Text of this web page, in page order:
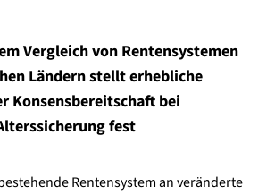
Vergleich von Rentensystemen
Ländern stellt erhebliche
Konsensbereitschaft bei
fest
Rentensystem an veränderte